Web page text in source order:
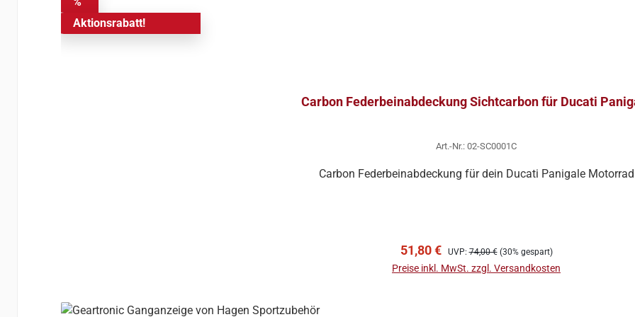
Aktionsrabatt!
Carbon Federbeinabdeckung Sichtcarbon für Ducati
Art.-Nr.: 02-SC0001C
Carbon Federbeinabdeckung für dein Ducati Panigale Motorrad
Verkaufspreis:
51,80 € Regulärer Preis:
UVP:74,00 € (30% gespart)
Preise inkl. MwSt. zzgl. Versandkosten